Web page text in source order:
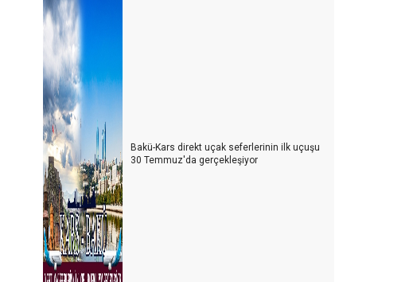
Bakü-Kars direkt uçak seferlerinin ilk uçuşu
30 Temmuz'da gerçekleşiyor